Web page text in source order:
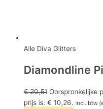
Alle Diva Glitters
Diamondline
€20,51 Oorspronkelijke
prijs is: € 10,26. incl. btw